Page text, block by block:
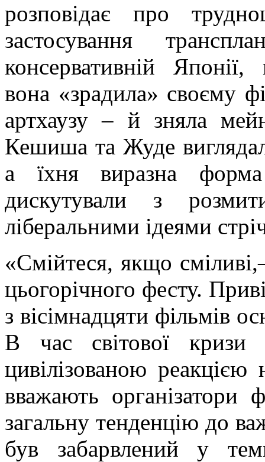
розповідає про
застосування
консервативній
вона «зрадила» своєму
артхаузу – й зняла
Кешиша таЖуде
а їхня виразна
дискутували з
ліберальними ідеями
«Смійтеся, якщо
цьогорічного фесту.
з вісімнадцяти фільмів
В час світової кризи
цивілізованою
вважають організатори
загальну тенденцію до
був забарвлений у